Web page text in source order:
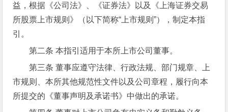
益，根据《公司法》、《证券法》以及《上海证券交易
所股票上市规则》（以下简称“上市规则”），制定本指
引。
第二条 本指引适用于本所上市公司董事。
第三条 董事应遵守法律、行政法规、部门规章、上
市规则、本所其他规范性文件以及公司章程，履行向本
所提交的《董事声明及承诺书》中做出的承诺。